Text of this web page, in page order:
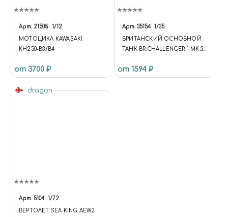
Арт. 21508 1/12
МОТОЦИКЛ KAWASAKI
KH250-B3/B4
от 3700 ₽
Арт. 35154 1/35
БРИТАНСКИЙ ОСНОВНОЙ
ТАНК BR.CHALLENGER 1 MK.3
от 1594 ₽
dragon
Арт. 5104 1/72
ВЕРТОЛЁТ SEA KING AEW.2